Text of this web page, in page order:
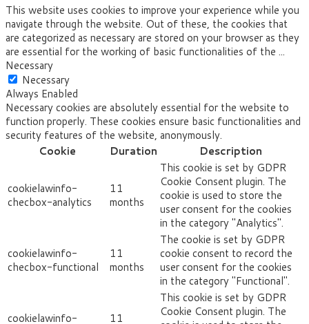
This website uses cookies to improve your experience while you
navigate through the website. Out of these, the cookies that
are categorized as necessary are stored on your browser as they
are essential for the working of basic functionalities of the ...
Necessary
Necessary
Always Enabled
Necessary cookies are absolutely essential for the website to
function properly. These cookies ensure basic functionalities and
security features of the website, anonymously.
Cookie
Duration Description
cookielawinfo-
checbox-analytics
11
months
This cookie is set by GDPR
Cookie Consent plugin. The
cookie is used to store the
user consent for the cookies
in the category "Analytics".
cookielawinfo-
checbox-functional
11
months
The cookie is set by GDPR
cookie consent to record the
user consent for the cookies
in the category "Functional".
cookielawinfo-
11
This cookie is set by GDPR
Cookie Consent plugin. The